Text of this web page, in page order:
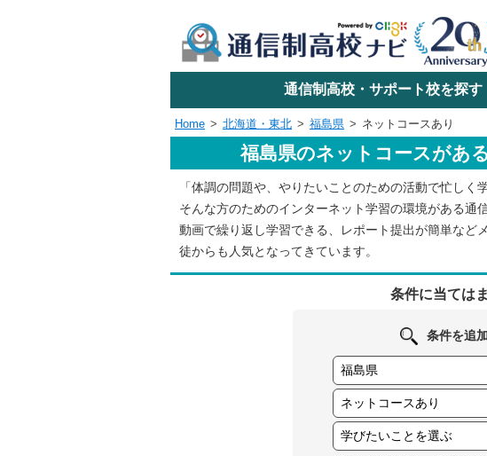
学校名で探す
エリアから探す
関東
東海
通信制高校・サポート校を探す
Home 北海道・東北 福島県 ネットコースあり
福島県のネットコースがあ
「体調の問題や、やりたいことのための活動で忙しく
そんな方のためのインターネット学習の環境がある通
動画で繰り返し学習できる、レポート提出が簡単など
徒からも人気となってきています。
条件に当ては
条件を追